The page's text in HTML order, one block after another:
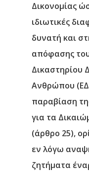
Δικονομίας
ιδιωτικές
δυνατή και
απόφασης
Δικαστηρίου
Ανθρώπου
παραβίαση
για τα
(άρθρο 25),
εν λόγω
ζητήματα